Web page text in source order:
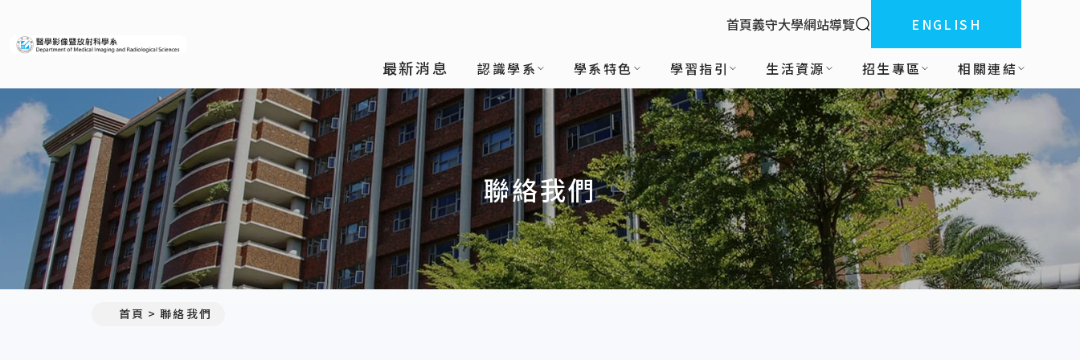
:::
首頁義守大學網站導覽 全站搜索ENGLISH
最新消息 認識學系 學系特色 學習指引 生活資源 招生專區 相關連結
聯絡我們
首頁 聯絡我們